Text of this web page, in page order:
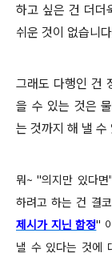
하고 싶은 건 더더
쉬운 것이 없습니
그래도 다행인 건
을 수 있는 것은
는 것까지 해 낼 수
뭐~ "의지만 있다
하려고 하는 건 결
제시가 지닌 함정"
낼 수 있다는 것에